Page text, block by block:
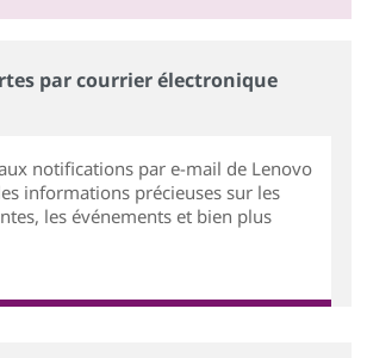
par courrier électronique
notifications par e-mail de Lenovo
informations précieuses sur les
les événements et bien plus